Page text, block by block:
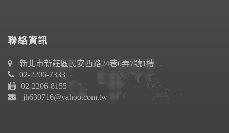
聯絡資訊
新北市新莊區民安西路24巷6弄7號1樓
02-2206-7333
02-2206-8155
jh630716@yahoo.com.tw